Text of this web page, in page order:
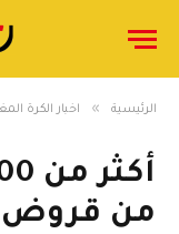
الرئيسية » اخبار الكرة
من قروض